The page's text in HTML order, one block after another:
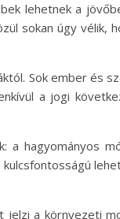
lehetnek a
sokan úgy
Sok ember és
a jogi
hagyományos
a környezeti